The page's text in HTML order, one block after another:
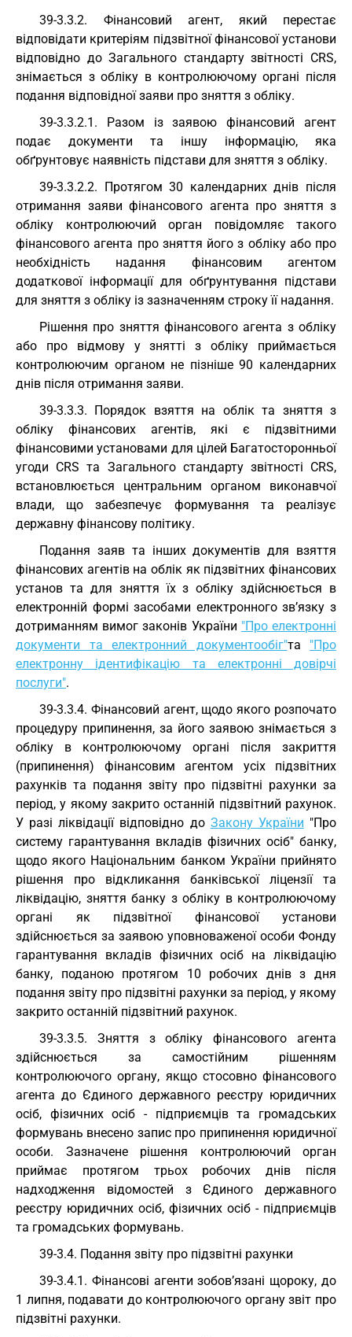
39-3.3.2. Фінансовий агент, який перестає
відповідати критеріям підзвітної фінансової установи
відповідно до Загального стандарту звітності CRS,
знімається з обліку в контролюючому органі після
подання відповідної заяви про зняття з обліку.
39-3.3.2.1. Разом із заявою фінансовий агент
подає документи та іншу інформацію, яка
обґрунтовує наявність підстави для зняття з обліку.
39-3.3.2.2. Протягом 30 календарних днів після
отримання заяви фінансового агента про зняття з
обліку контролюючий орган повідомляє такого
фінансового агента про зняття його з обліку або про
необхідність надання фінансовим агентом
додаткової інформації для обґрунтування підстави
для зняття з обліку із зазначенням строку її надання.
Рішення про зняття фінансового агента з обліку
або про відмову у знятті з обліку приймається
контролюючим органом не пізніше 90 календарних
днів після отримання заяви.
39-3.3.3. Порядок взяття на облік та зняття з
обліку фінансових агентів, які є підзвітними
фінансовими установами для цілей Багатосторонньої
угоди CRS та Загального стандарту звітності CRS,
встановлюється центральним органом виконавчої
влади, що забезпечує формування та реалізує
державну фінансову політику.
Подання заяв та інших документів для взяття
фінансових агентів на облік як підзвітних фінансових
установ та для зняття їх з обліку здійснюється в
електронній формі засобами електронного зв’язку з
дотриманням вимог законів України "Про електронні
документи та електронний документообіг"та "Про
електронну ідентифікацію та електронні довірчі
послуги".
39-3.3.4. Фінансовий агент, щодо якого розпочато
процедуру припинення, за його заявою знімається з
обліку в контролюючому органі після закриття
(припинення) фінансовим агентом усіх підзвітних
рахунків та подання звіту про підзвітні рахунки за
період, у якому закрито останній підзвітний рахунок.
У разі ліквідації відповідно до Закону України "Про
систему гарантування вкладів фізичних осіб" банку,
щодо якого Національним банком України прийнято
рішення про відкликання банківської ліцензії та
ліквідацію, зняття банку з обліку в контролюючому
органі як підзвітної фінансової установи
здійснюється за заявою уповноваженої особи Фонду
гарантування вкладів фізичних осіб на ліквідацію
банку, поданою протягом 10 робочих днів з дня
подання звіту про підзвітні рахунки за період, у якому
закрито останній підзвітний рахунок.
39-3.3.5. Зняття з обліку фінансового агента
здійснюється за самостійним рішенням
контролюючого органу, якщо стосовно фінансового
агента до Єдиного державного реєстру юридичних
осіб, фізичних осіб - підприємців та громадських
формувань внесено запис про припинення юридичної
особи. Зазначене рішення контролюючий орган
приймає протягом трьох робочих днів після
надходження відомостей з Єдиного державного
реєстру юридичних осіб, фізичних осіб - підприємців
та громадських формувань.
39-3.4. Подання звіту про підзвітні рахунки
39-3.4.1. Фінансові агенти зобов’язані щороку, до
1 липня, подавати до контролюючого органу звіт про
підзвітні рахунки.